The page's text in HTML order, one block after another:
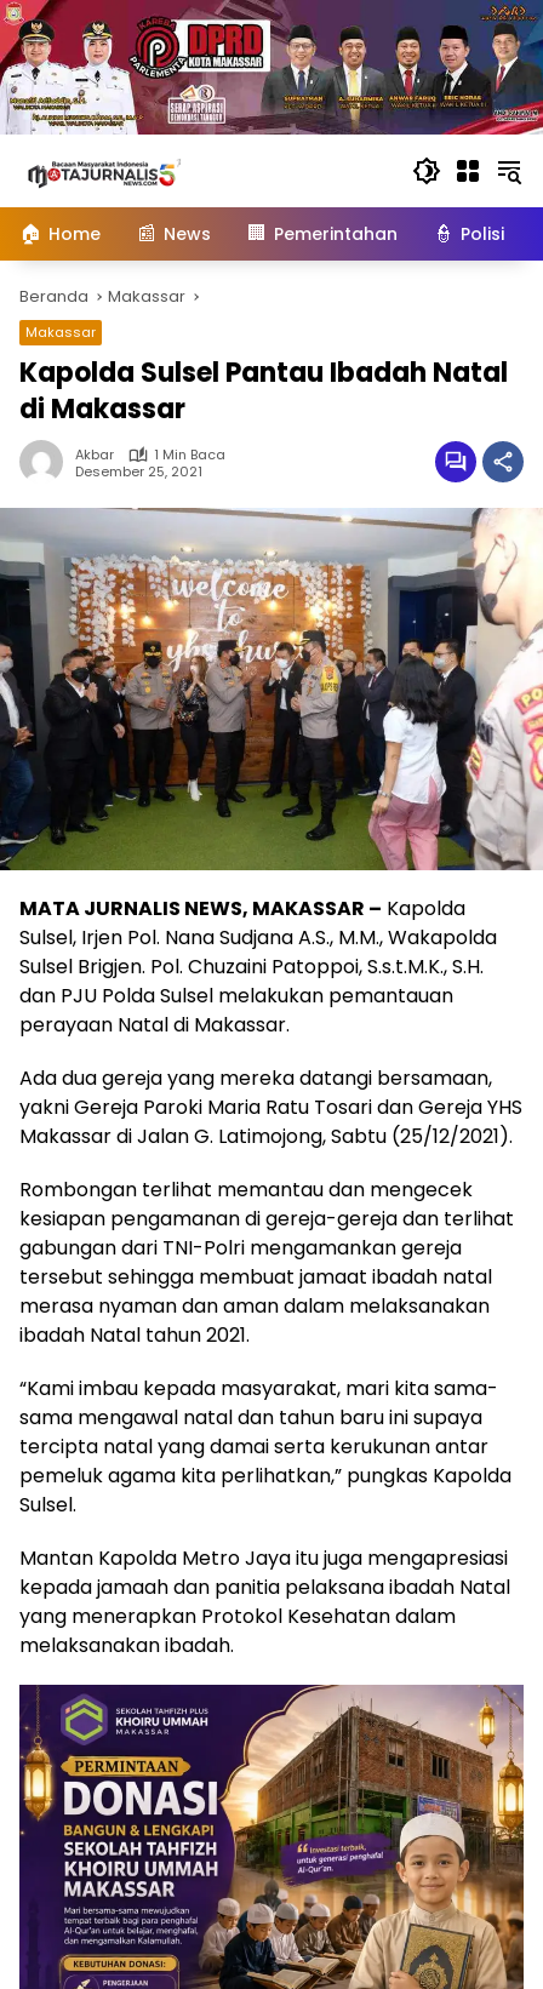
konten
🏠 Home 📰 News 🏢 Pemerintahan 👮 Polisi
Beranda Makassar
Makassar
Kapolda Sulsel Pantau Ibadah Natal
di Makassar
Akbar
1 Min Baca
Desember 25, 2021
MATA JURNALIS NEWS, MAKASSAR – Kapolda
Sulsel, Irjen Pol. Nana Sudjana A.S., M.M., Wakapolda
Sulsel Brigjen. Pol. Chuzaini Patoppoi, S.s.t.M.K., S.H.
dan PJU Polda Sulsel melakukan pemantauan
perayaan Natal di Makassar.
Ada dua gereja yang mereka datangi bersamaan,
yakni Gereja Paroki Maria Ratu Tosari dan Gereja YHS
Makassar di Jalan G. Latimojong, Sabtu (25/12/2021).
Rombongan terlihat memantau dan mengecek
kesiapan pengamanan di gereja-gereja dan terlihat
gabungan dari TNI-Polri mengamankan gereja
tersebut sehingga membuat jamaat ibadah natal
merasa nyaman dan aman dalam melaksanakan
ibadah Natal tahun 2021.
“Kami imbau kepada masyarakat, mari kita sama-
sama mengawal natal dan tahun baru ini supaya
tercipta natal yang damai serta kerukunan antar
pemeluk agama kita perlihatkan,” pungkas Kapolda
Sulsel.
Mantan Kapolda Metro Jaya itu juga mengapresiasi
kepada jamaah dan panitia pelaksana ibadah Natal
yang menerapkan Protokol Kesehatan dalam
melaksanakan ibadah.